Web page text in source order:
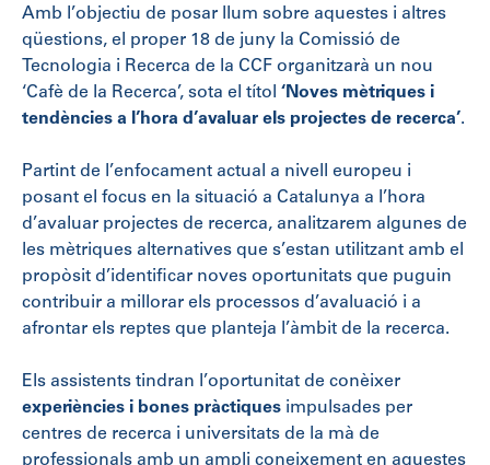
Amb l’objectiu de posar llum sobre aquestes i altres
qüestions, el proper 18 de juny la Comissió de
Tecnologia i Recerca de la CCF organitzarà un nou
‘Cafè de la Recerca’, sota el títol ‘Noves mètriques i
tendències a l’hora d’avaluar els projectes de recerca’.
Partint de l’enfocament actual a nivell europeu i
posant el focus en la situació a Catalunya a l’hora
d’avaluar projectes de recerca, analitzarem algunes de
les mètriques alternatives que s’estan utilitzant amb el
propòsit d’identificar noves oportunitats que puguin
contribuir a millorar els processos d’avaluació i a
afrontar els reptes que planteja l’àmbit de la recerca.
Els assistents tindran l’oportunitat de conèixer
experiències i bones pràctiques impulsades per
centres de recerca i universitats de la mà de
professionals amb un ampli coneixement en aquestes